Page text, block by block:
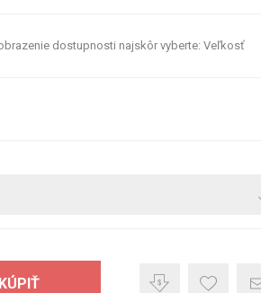
dostupnosti najskôr vyberte: Veľkosť
KÚPIŤ